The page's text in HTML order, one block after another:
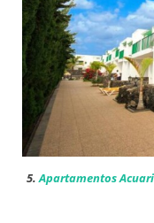
5.Apartamentos